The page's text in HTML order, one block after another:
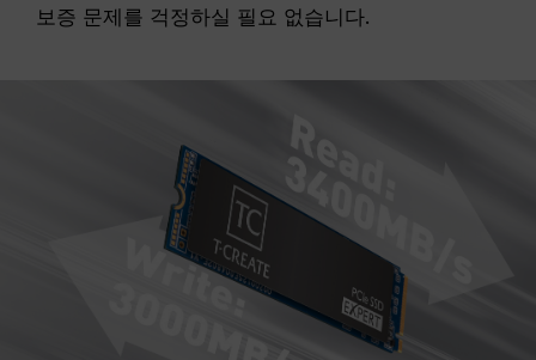
보증 문제를 걱정하실 필요 없습니다.